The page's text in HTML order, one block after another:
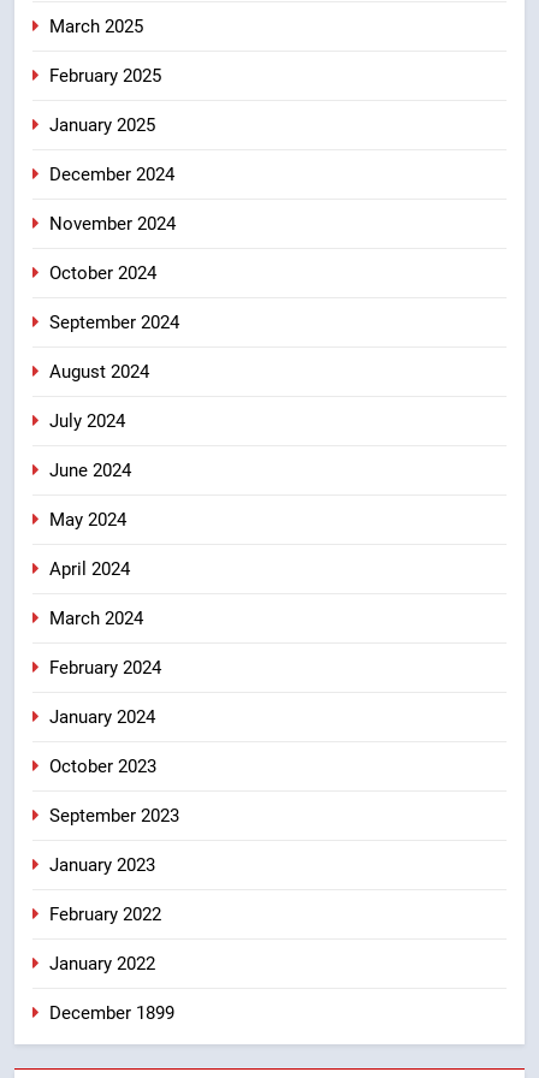
March 2025
February 2025
January 2025
December 2024
November 2024
October 2024
September 2024
August 2024
July 2024
June 2024
May 2024
April 2024
March 2024
February 2024
January 2024
October 2023
September 2023
January 2023
February 2022
January 2022
December 1899